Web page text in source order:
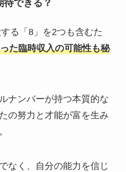
待できる？
る「8」を2つも含むた
た臨時収入の可能性も秘
ナンバーが持つ本質的な
の努力と才能が富を生み
なく、自分の能力を信じ